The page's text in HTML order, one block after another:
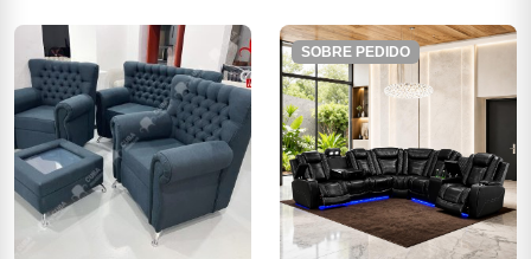
SOBRE PEDIDO